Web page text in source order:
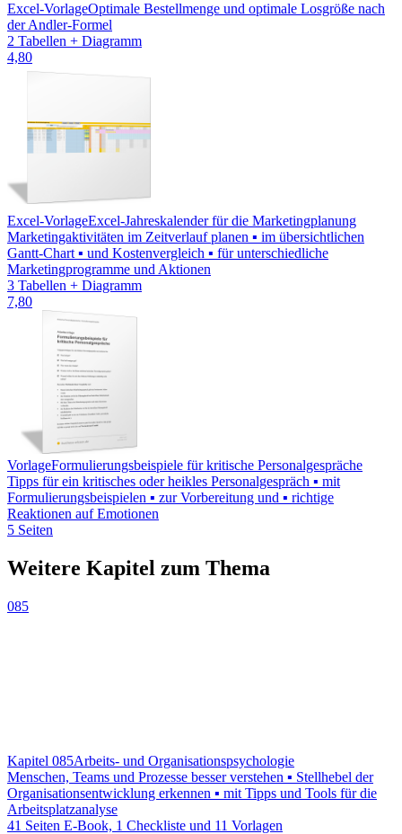
Excel-VorlageOptimale Bestellmenge und optimale Losgröße nach
der Andler-Formel
2 Tabellen + Diagramm
4,80
Excel-VorlageExcel-Jahreskalender für die Marketingplanung
Marketingaktivitäten im Zeitverlauf planen ▪ im übersichtlichen
Gantt-Chart ▪ und Kostenvergleich ▪ für unterschiedliche
Marketingprogramme und Aktionen
3 Tabellen + Diagramm
7,80
VorlageFormulierungsbeispiele für kritische Personalgespräche
Tipps für ein kritisches oder heikles Personalgespräch ▪ mit
Formulierungsbeispielen ▪ zur Vorbereitung und ▪ richtige
Reaktionen auf Emotionen
5 Seiten
Weitere Kapitel zum Thema
085
Kapitel 085Arbeits- und Organisationspsychologie
Menschen, Teams und Prozesse besser verstehen ▪ Stellhebel der
Organisationsentwicklung erkennen ▪ mit Tipps und Tools für die
Arbeitsplatzanalyse
41 Seiten E-Book, 1 Checkliste und 11 Vorlagen